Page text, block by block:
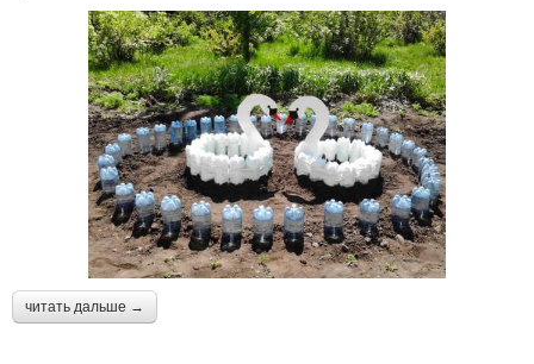
читать дальше →